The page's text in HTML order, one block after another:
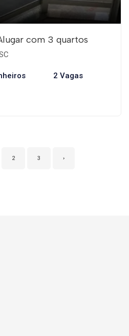
com 3 quartos
2 Vagas
2 3 ›